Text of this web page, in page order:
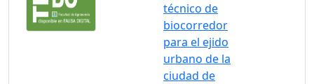
técnico de
biocorredor
para el ejido
urbano de la
ciudad de